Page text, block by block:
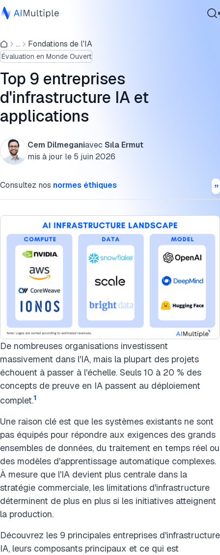
IA agentique
cybersécurité
Données
Logiciel d'entreprise
Services
Contactez-nous
... Fondations de l'IA
Évaluation en Monde Ouvert
Top 9 entreprises
d'infrastructure IA et
applications
Cem Dilmeganiavec Sıla Ermut
mis à jour le 5 juin 2026
Consultez nos normes éthiques
De nombreuses organisations investissent
massivement dans l'IA, mais la plupart des projets
échouent à passer à l'échelle. Seuls 10 à 20 % des
concepts de preuve en IA passent au déploiement
complet.1
Une raison clé est que les systèmes existants ne sont
pas équipés pour répondre aux exigences des grands
ensembles de données, du traitement en temps réel ou
des modèles d'apprentissage automatique complexes.
À mesure que l'IA devient plus centrale dans la
stratégie commerciale, les limitations d'infrastructure
déterminent de plus en plus si les initiatives atteignent
la production.
Découvrez les 9 principales entreprises d'infrastructure
IA, leurs composants principaux et ce qui est
Applications IA générales que vous pouvez construire
la bonne infrastructure IA
Applications spécifiques au domaine
Applications dans le monde physique
FAQ
Citer cette recherche